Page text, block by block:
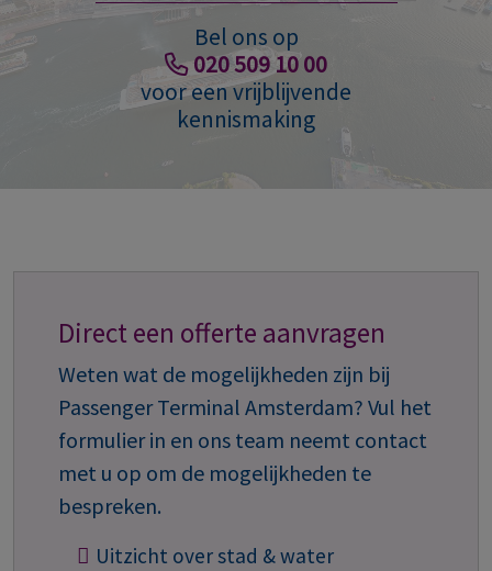
Bel ons op
020 509 10 00
voor een vrijblijvende
kennismaking
Direct een offerte aanvragen
Weten wat de mogelijkheden zijn bij
Passenger Terminal Amsterdam? Vul het
formulier in en ons team neemt contact
met u op om de mogelijkheden te
bespreken.
Uitzicht over stad & water